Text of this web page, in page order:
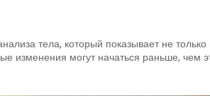
тела, который показывает не только
изменения могут начаться раньше, чем